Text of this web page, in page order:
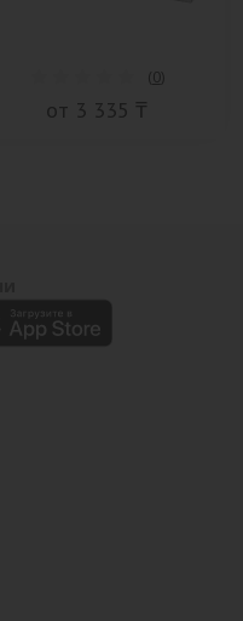
(0)
от 3 335 ₸